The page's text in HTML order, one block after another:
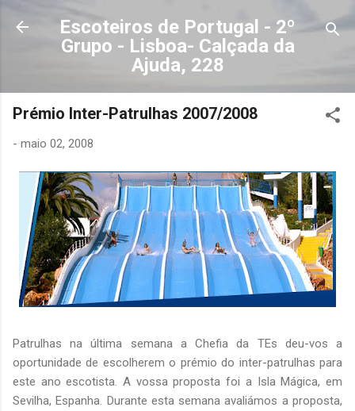
Avançar para o conteúdo principal
Escoteiros de Portugal - 2º
Grupo - Lisboa- Calçada da
Ajuda, 228
Prémio Inter-Patrulhas 2007/2008
- maio 02, 2008
Patrulhas na última semana a Chefia da TEs deu-vos a
oportunidade de escolherem o prémio do inter-patrulhas para
este ano escotista. A vossa proposta foi a Isla Mágica, em
Sevilha, Espanha. Durante esta semana avaliámos a proposta,